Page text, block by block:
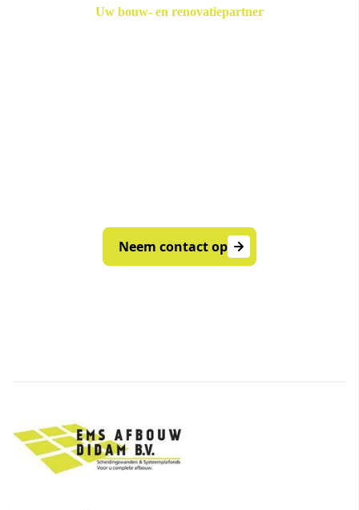
Uw bouw- en renovatiepartner
Neem contact op